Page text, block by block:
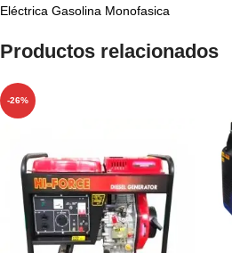
Eléctrica Gasolina Monofasica
Productos relacionados
-26%